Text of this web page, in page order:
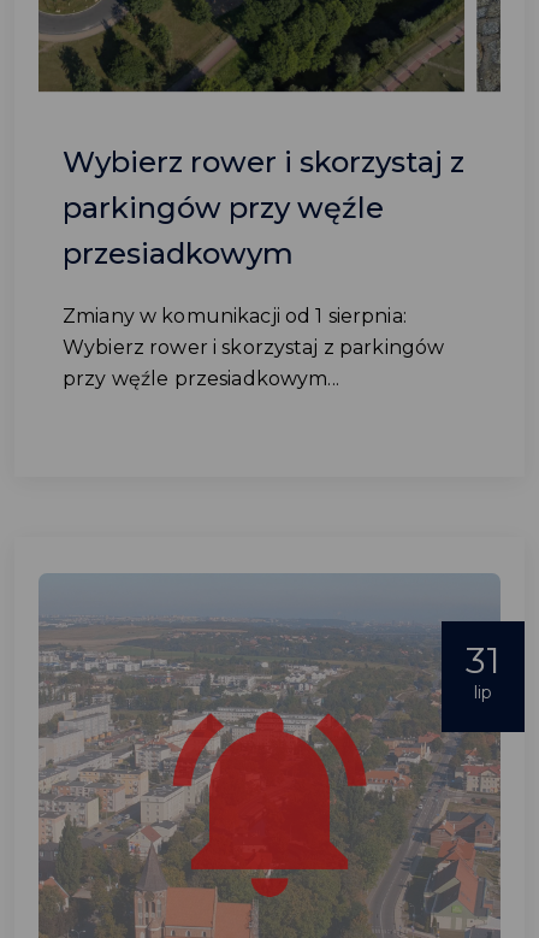
Wybierz rower i skorzystaj z
parkingów przy węźle
przesiadkowym
Zmiany w komunikacji od 1 sierpnia:
Wybierz rower i skorzystaj z parkingów
przy węźle przesiadkowym...
31
lip